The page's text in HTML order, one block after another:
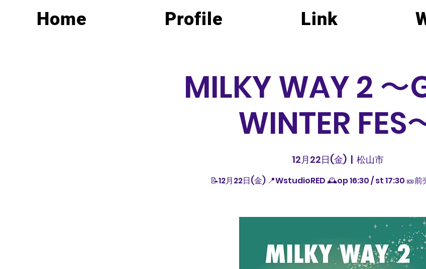
Home Profile Link
MILKY WAY 2 〜
WINTER FES
12月22日(金)
  |
松山市
📝12月22日(金) 📍WstudioRED 🕰️op 16:30 / st 17:30 🎫